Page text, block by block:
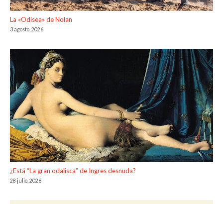
La «Odisea» de Nolan
3 agosto, 2026
¿Está “La gran odalisca” de Ingres desnuda?
28 julio, 2026